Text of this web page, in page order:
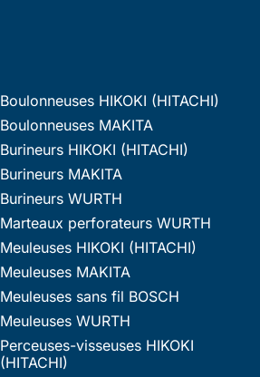
Boulonneuses HIKOKI (HITACHI)
Boulonneuses MAKITA
Burineurs HIKOKI (HITACHI)
Burineurs MAKITA
Burineurs WURTH
Marteaux perforateurs WURTH
Meuleuses HIKOKI (HITACHI)
Meuleuses MAKITA
Meuleuses sans fil BOSCH
Meuleuses WURTH
Perceuses-visseuses HIKOKI
(HITACHI)